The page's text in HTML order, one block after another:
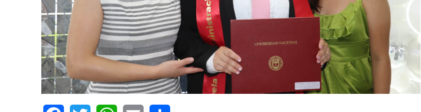
AGOSTO 05, 2026
Consejo Universitario llama a
defender la democracia
JULIO 24, 2026
Rechazo al reparto desigual
de ganancias es mayor
cuando hubo esfuerzo